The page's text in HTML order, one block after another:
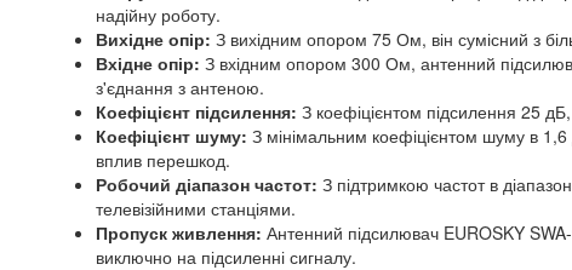
надійну роботу.
Вихідне опір: З вихідним опором 75 Ом, він сумісний з
Вхідне опір: З вхідним опором 300 Ом, антенний
з'єднання з антеною.
Коефіцієнт підсилення: З коефіцієнтом підсилення 25
Коефіцієнт шуму: З мінімальним коефіцієнтом шуму в
вплив перешкод.
Робочий діапазон частот: З підтримкою частот в
телевізійними станціями.
Пропуск живлення: Антенний підсилювач EUROSKY
виключно на підсиленні сигналу.